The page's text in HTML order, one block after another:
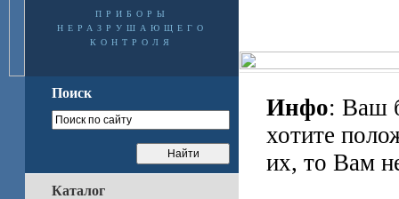
приборы
неразрушающего
контроля
Поиск
Каталог
Инфо: Ваш
хотите
их, то Вам